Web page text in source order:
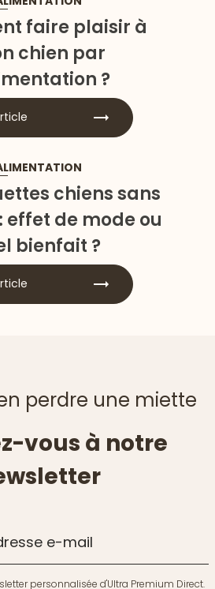
faire plaisir à
chien par
?
chiens sans
effet de mode ou
bienfait ?
perdre une miette
vous à notre
e-mail
personnalisée d'Ultra Premium Direct.